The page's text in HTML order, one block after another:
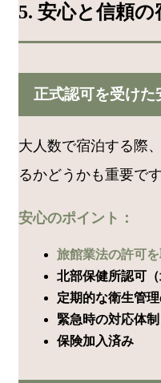
5. 安心と信頼の
正式認可を受けた
大人数で宿泊する際
るかどうかも重要です
安心のポイント：
旅館業法の許可
北部保健所認可（
定期的な衛生管
緊急時の対応体
保険加入済み